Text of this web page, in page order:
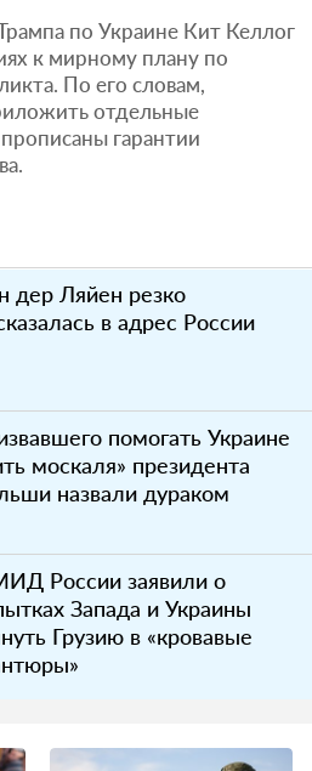
по Украине Кит Келлог
к мирному плану по
По его словам,
отдельные
гарантии
дер Ляйен резко
в адрес России
помогать Украине
москаля» президента
назвали дураком
России заявили о
Запада и Украины
Грузию в «кровавые